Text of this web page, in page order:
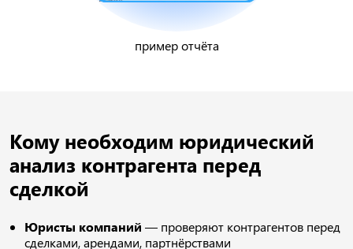
пример отчёта
Кому необходим юридический
анализ контрагента перед
сделкой
Юристы компаний — проверяют контрагентов перед
сделками, арендами, партнёрствами